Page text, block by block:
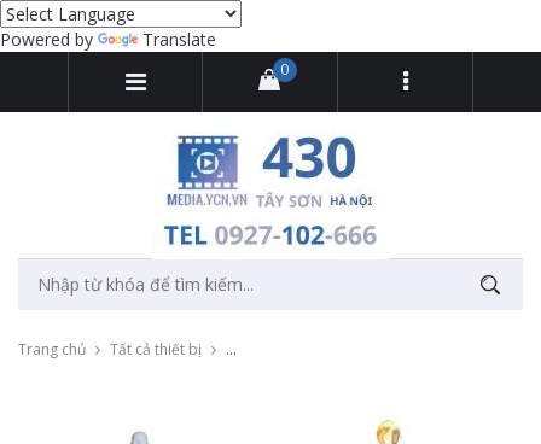
Powered by Translate
0
Trang chủ Tất cả thiết bị Cho thuê bàn xoay 360 độ quay chụp sản